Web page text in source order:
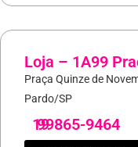
Loja – 1A99
Praça Quinze de
Pardo/SP
19
99865-9464